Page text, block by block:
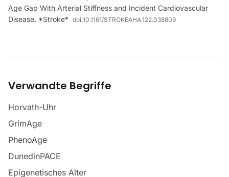
Age Gap With Arterial Stiffness and Incident Cardiovascular
Disease. *Stroke* doi:10.1161/STROKEAHA.122.038809
Verwandte Begriffe
Horvath-Uhr
GrimAge
PhenoAge
DunedinPACE
Epigenetisches Alter